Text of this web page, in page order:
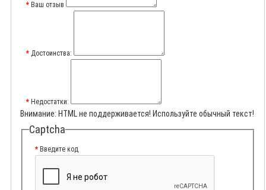
Ваш отзыв
Достоинства:
Недостатки:
Внимание: HTML не поддерживается! Используйте обычный текст!
Captcha
Введите код